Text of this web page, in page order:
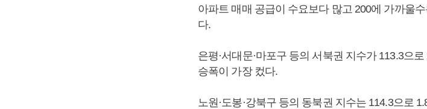
아파트 매매 공급이 수요보다 많고 200에 가까울
다.
은평·서대문·마포구 등의 서북권 지수가 113.3으
승폭이 가장 컸다.
노원·도봉·강북구 등의 동북권 지수는 114.3으로